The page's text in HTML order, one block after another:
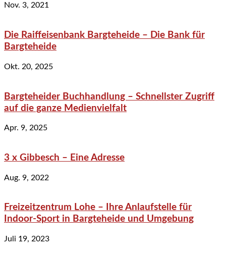
Nov. 3, 2021
Die Raiffeisenbank Bargteheide – Die Bank für
Bargteheide
Okt. 20, 2025
Bargteheider Buchhandlung – Schnellster Zugriff
auf die ganze Medienvielfalt
Apr. 9, 2025
3 x Gibbesch – Eine Adresse
Aug. 9, 2022
Freizeitzentrum Lohe – Ihre Anlaufstelle für
Indoor-Sport in Bargteheide und Umgebung
Juli 19, 2023